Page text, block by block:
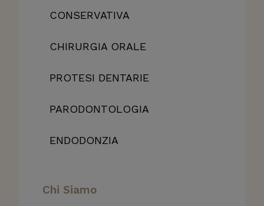
CONSERVATIVA
CHIRURGIA ORALE
PROTESI DENTARIE
PARODONTOLOGIA
ENDODONZIA
Chi Siamo